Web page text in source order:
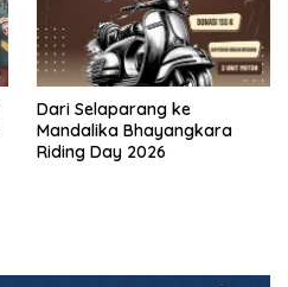
‎Dari Selaparang ke
Mandalika Bhayangkara
Riding Day 2026